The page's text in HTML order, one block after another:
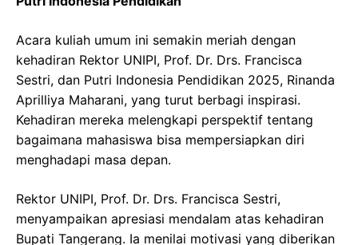
Acara kuliah umum ini semakin meriah dengan
kehadiran Rektor UNIPI, Prof. Dr. Drs. Francisca
Sestri, dan Putri Indonesia Pendidikan 2025, Rinanda
Aprilliya Maharani, yang turut berbagi inspirasi.
Kehadiran mereka melengkapi perspektif tentang
bagaimana mahasiswa bisa mempersiapkan diri
menghadapi masa depan.
Rektor UNIPI, Prof. Dr. Drs. Francisca Sestri,
menyampaikan apresiasi mendalam atas kehadiran
Bupati Tangerang. Ia menilai motivasi yang diberikan